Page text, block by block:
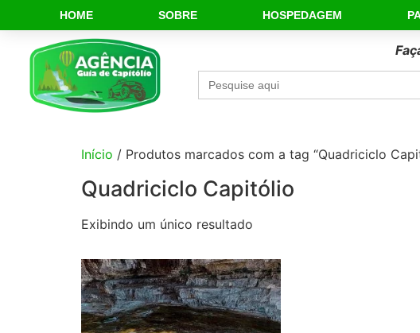
HOME SOBRE HOSPEDAGEM
Search
for:
Início / Produtos marcados com a tag “Quadriciclo
Quadriciclo Capitólio
Exibindo um único resultado